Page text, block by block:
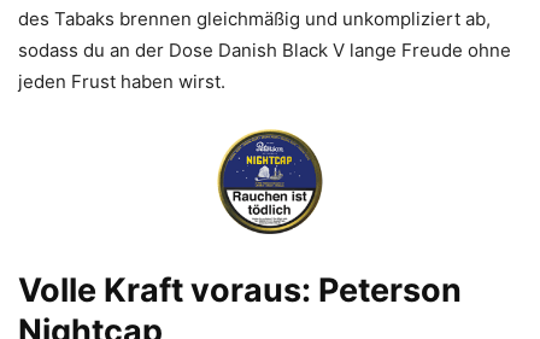
des Tabaks brennen gleichmäßig und unkompliziert ab,
sodass du an der Dose Danish Black V lange Freude ohne
jeden Frust haben wirst.
Volle Kraft voraus: Peterson